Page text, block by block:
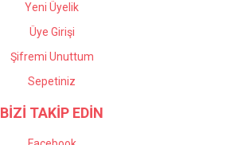
Yeni Üyelik
Üye Girişi
Şifremi Unuttum
Sepetiniz
BİZİ TAKİP EDİN